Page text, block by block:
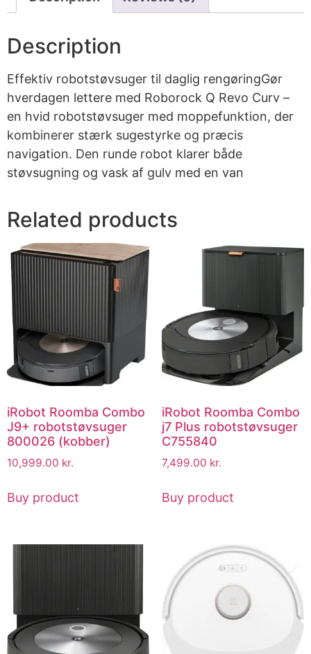
Description
Effektiv robotstøvsuger til daglig rengøringGør
hverdagen lettere med Roborock Q Revo Curv –
en hvid robotstøvsuger med moppefunktion, der
kombinerer stærk sugestyrke og præcis
navigation. Den runde robot klarer både
støvsugning og vask af gulv med en van
Related products
iRobot Roomba Combo
J9+ robotstøvsuger
800026 (kobber)
10,999.00 kr.
Buy product
iRobot Roomba Combo
j7 Plus robotstøvsuger
C755840
7,499.00 kr.
Buy product